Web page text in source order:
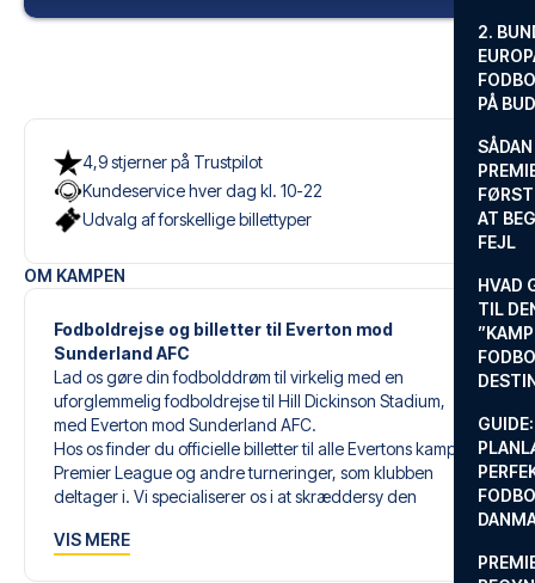
2.
PÅ
AT
FEJL
HVAD
TIL
4,9 stjerner på Trustpilot
Kundeservice hver dag kl. 10-22
Udvalg af forskellige billettyper
OM KAMPEN
Fodboldrejse og billetter til Everton mod
Sunderland AFC
Lad os gøre din fodbolddrøm til virkelig med en
uforglemmelig fodboldrejse til Hill Dickinson Stadium,
med Everton mod Sunderland AFC.
Hos os finder du officielle billetter til alle Evertons kampe i
Premier League og andre turneringer, som klubben
deltager i. Vi specialiserer os i at skræddersy den
ønsker og behov.
VIS MERE